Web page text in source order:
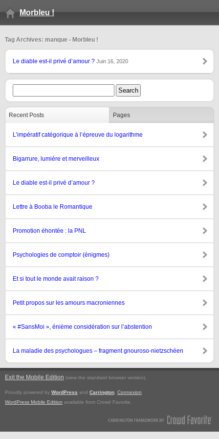
Morbleu !
Tag Archives: manque - Morbleu !
Le diable est-il privé d’amour ? Juin 16, 2020
Recent Posts Pages
L’impératif catégorique à l’épreuve du logarithme
Bigarrure, lumière et merveilleux
Le diable est-il privé d’amour ?
Lettre à Booba le Romantique
Promotion éhontée : la PNL
Psychologies de comptoir (énigmes)
Et si tout le monde avait raison ?
Petit propos sur les amours macroniennes
« #SansMoi », énième considération sur l’abstention
La maladie des psychologues – fragment gnouroso-nietzschéen
Exit the Mobile Edition (view the standard browser version).
Proudly powered by WordPress and Carrington Connexion
WordPress Mobile Edition available from Crowd Favorite.